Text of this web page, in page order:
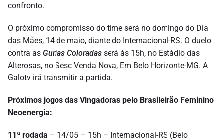
confronto.
O próximo compromisso do time será no domingo do Dia
das Mães, 14 de maio, diante do Internacional-RS. O duelo
contra as Gurias Coloradas será às 15h, no Estádio das
Alterosas, no Sesc Venda Nova, Em Belo Horizonte-MG. A
Galotv irá transmitir a partida.
Próximos jogos das Vingadoras pelo Brasileirão Feminino
Neoenergia:
11ª rodada – 14/05 – 15h – Internacional-RS (Belo